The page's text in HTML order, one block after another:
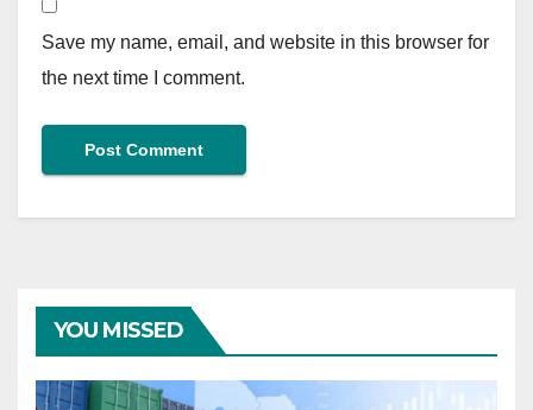
Save my name, email, and website in this browser for
the next time I comment.
YOU MISSED